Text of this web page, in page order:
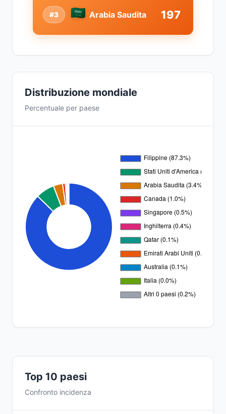
#3 Arabia Saudita 197
Distribuzione mondiale
Percentuale per paese
Top 10 paesi
Confronto incidenza